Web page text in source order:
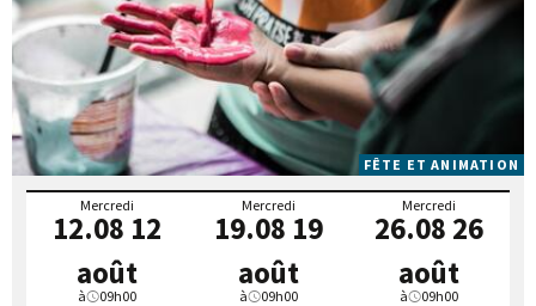
Mercredi
12.08 12
août
à 09h00
Mercredi
19.08 19
août
à 09h00
Mercredi
26.08 26
août
à 09h00
FÊTE ET ANIMATION